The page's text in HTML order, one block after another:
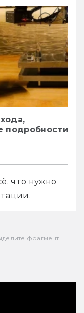
подробности
что нужно
фрагмент